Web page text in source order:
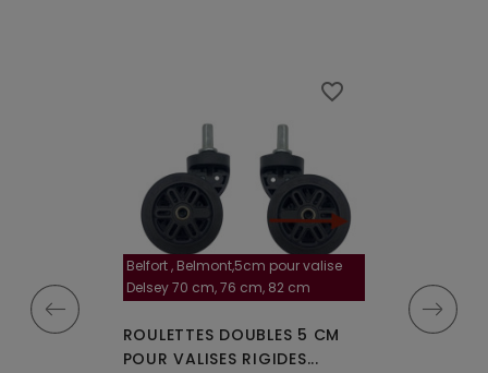
roulette, 4 cm
A-35
Belfort , Belmont,5cm pour valise
Delsey 70 cm, 76 cm, 82 cm
ROULETTES DOUBLES 5 CM
POUR VALISES RIGIDES...
favorite_border
A-115segur
ROULETTES